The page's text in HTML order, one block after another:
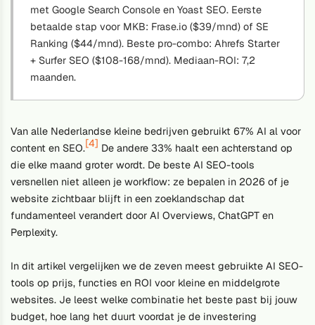
met Google Search Console en Yoast SEO. Eerste
betaalde stap voor MKB: Frase.io ($39/mnd) of SE
Ranking ($44/mnd). Beste pro-combo: Ahrefs Starter
+ Surfer SEO ($108-168/mnd). Mediaan-ROI: 7,2
maanden.
Van alle Nederlandse kleine bedrijven gebruikt 67% AI al voor
content en SEO.[4] De andere 33% haalt een achterstand op
die elke maand groter wordt. De beste AI SEO-tools
versnellen niet alleen je workflow: ze bepalen in 2026 of je
website zichtbaar blijft in een zoeklandschap dat
fundamenteel verandert door AI Overviews, ChatGPT en
Perplexity.
In dit artikel vergelijken we de zeven meest gebruikte AI SEO-
tools op prijs, functies en ROI voor kleine en middelgrote
websites. Je leest welke combinatie het beste past bij jouw
budget, hoe lang het duurt voordat je de investering